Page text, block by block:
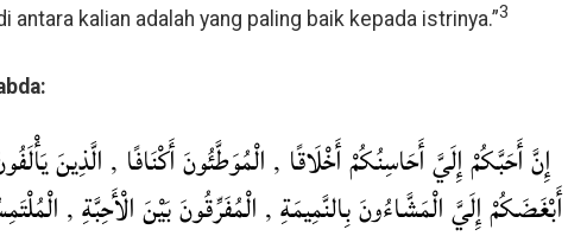
antara kalian adalah yang paling baik kepada istrinya.”3
إِنَّ أَحَبَّكُمْ إِلَيَّ أَحَاسِنُكُمْ أَخْلَاقًا , الْمُوَطَّئُونَ أَكْنَافًا , الَّذِينَ
أَبْغَضَكُمْ إِلَيَّ الْمَشَّاءُونَ بِالنَّمِيمَةِ , الْمُفَرِّقُونَ بَيْنَ الْأَحِبَّةِ ,